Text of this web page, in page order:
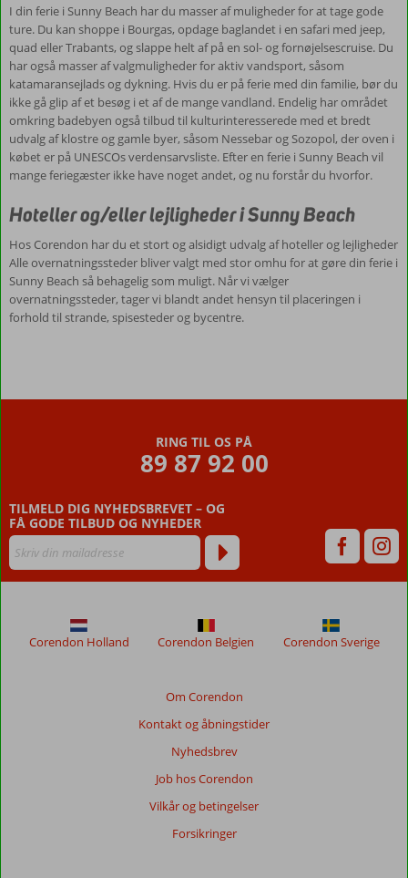
I din ferie i Sunny Beach har du masser af muligheder for at tage gode
ture. Du kan shoppe i Bourgas, opdage baglandet i en safari med jeep,
quad eller Trabants, og slappe helt af på en sol- og fornøjelsescruise. Du
har også masser af valgmuligheder for aktiv vandsport, såsom
katamaransejlads og dykning. Hvis du er på ferie med din familie, bør du
ikke gå glip af et besøg i et af de mange vandland. Endelig har området
omkring badebyen også tilbud til kulturinteresserede med et bredt
udvalg af klostre og gamle byer, såsom Nessebar og Sozopol, der oven i
købet er på UNESCOs verdensarvsliste. Efter en ferie i Sunny Beach vil
mange feriegæster ikke have noget andet, og nu forstår du hvorfor.
Hoteller og/eller lejligheder i Sunny Beach
Hos Corendon har du et stort og alsidigt udvalg af hoteller og lejligheder
Alle overnatningssteder bliver valgt med stor omhu for at gøre din ferie i
Sunny Beach så behagelig som muligt. Når vi vælger
overnatningssteder, tager vi blandt andet hensyn til placeringen i
forhold til strande, spisesteder og bycentre.
RING TIL OS PÅ
89 87 92 00
TILMELD DIG NYHEDSBREVET – OG
FÅ GODE TILBUD OG NYHEDER
Om Corendon
Kontakt og åbningstider
Nyhedsbrev
Job hos Corendon
Vilkår og betingelser
Forsikringer
Corendon Holland Corendon Belgien Corendon Sverige